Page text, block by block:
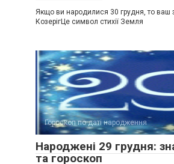
Якщо ви народилися 30 грудня, то ваш
КозерігЦе символ стихії Земля
Гороскоп по даті народження
Народжені 29 грудня:
та гороскоп